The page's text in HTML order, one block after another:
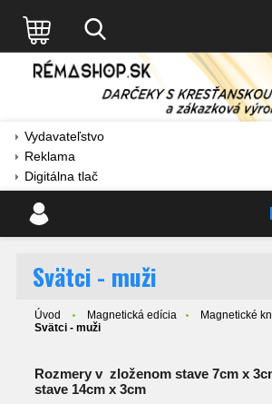
Vydavateľstvo
Reklama
Digitálna tlač
Svätci - muži
Úvod Magnetická edícia
Magnetické
Svätci - muži
Rozmery v zloženom stave 7cm x
stave 14cm x 3cm